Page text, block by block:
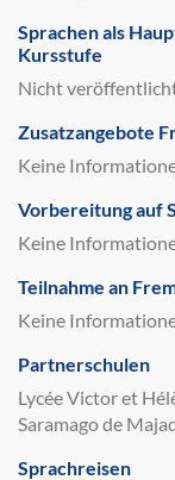
Sprachen als
Kursstufe
Nicht
Zusatzangebote
Keine
Vorbereitung auf
Keine
Teilnahme an
Keine
Partnerschulen
Lycée Victor et
Saramago de
Sprachreisen